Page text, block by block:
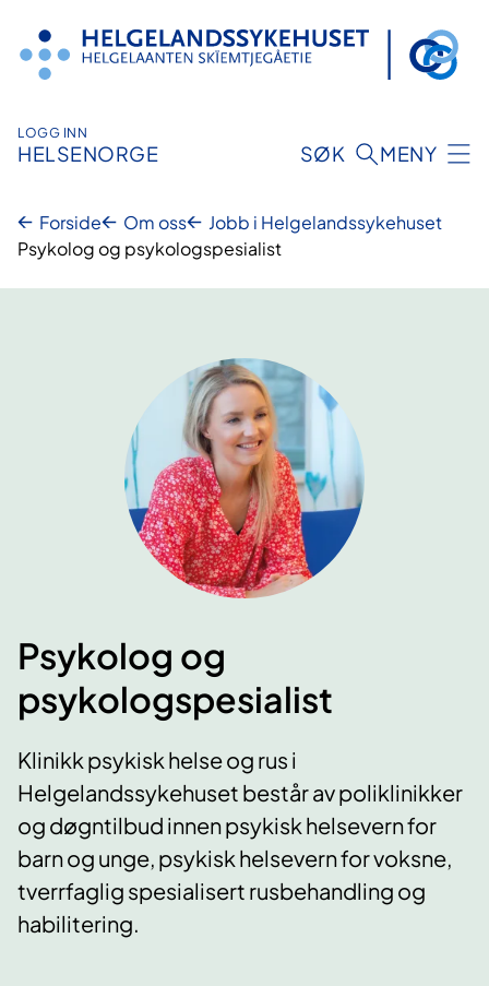
innhold
LOGG INN
HELSENORGE SØK MENY
Forside Om oss
Jobb i Helgelandssykehuset
Psykolog og psykologspesialist
Psykolog og
psykologspesialist
Klinikk psykisk helse og rus i
Helgelandssykehuset består av poliklinikker
og døgntilbud innen psykisk helsevern for
barn og unge, psykisk helsevern for voksne,
tverrfaglig spesialisert rusbehandling og
habilitering.